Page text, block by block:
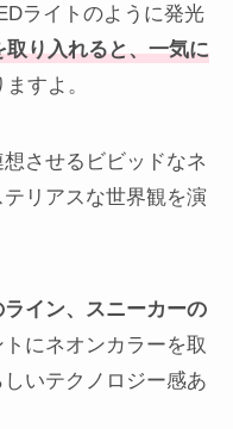
ライトのように発光
り入れると、一気に
すよ。
させるビビッドなネ
リアスな世界観を演
イン、スニーカーの
にネオンカラーを取
いテクノロジー感あ